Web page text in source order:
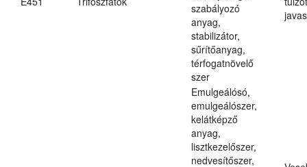
szabályozó
anyag,
stabilizátor,
sűrítőanyag,
térfogatnövelő
szer
Emulgeálósó,
emulgeálószer,
kelátképző
anyag,
lisztkezelőszer,
nedvesítőszer,